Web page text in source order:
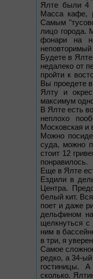
Ялте были 4
Масса кафе,
Самым
лицо города.
фонари на
неповторимый
Будете в
недалеко от
пройти к
Вы проедете
Ялту и
максимум
В Ялте есть
неплохо
Московская и
Можно
суда, можно
стоит 12
понравилось.
Еще в Ялте
Ездили в
Центра.
белый кит.
поет и даже
дельфином
щелкнуться с
ним в
в три, я
Самое
редко, а 34-
гостиницы.
сколько.